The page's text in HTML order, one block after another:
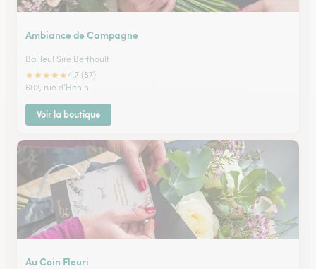
Ambiance de Campagne
Bailleul Sire Berthoult
★★★★★4.7 (87)
602, rue d'Henin
Voir la boutique
Au Coin Fleuri